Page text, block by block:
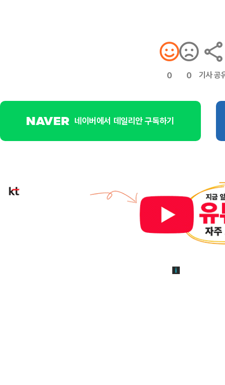
0 0 기사 공
네이버에서 데일리안 구독하기